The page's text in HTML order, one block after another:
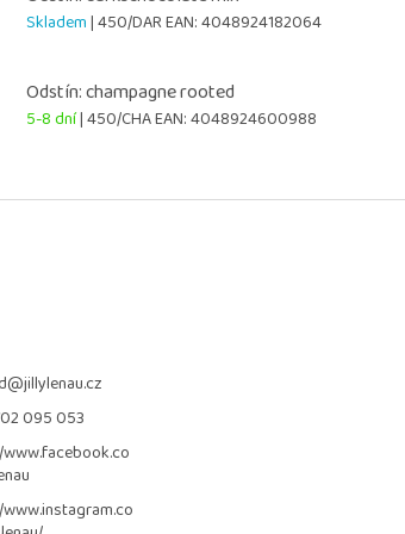
Skladem| 450/DAREAN:4048924182064
Odstín: champagne rooted
5-8 dní| 450/CHAEAN:4048924600988
@jillylenau.cz
095 053